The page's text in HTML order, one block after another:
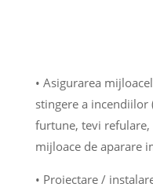
• Asigurarea
stingere a incendiilor
furtune, tevi
mijloace de aparare
• Proiectare /